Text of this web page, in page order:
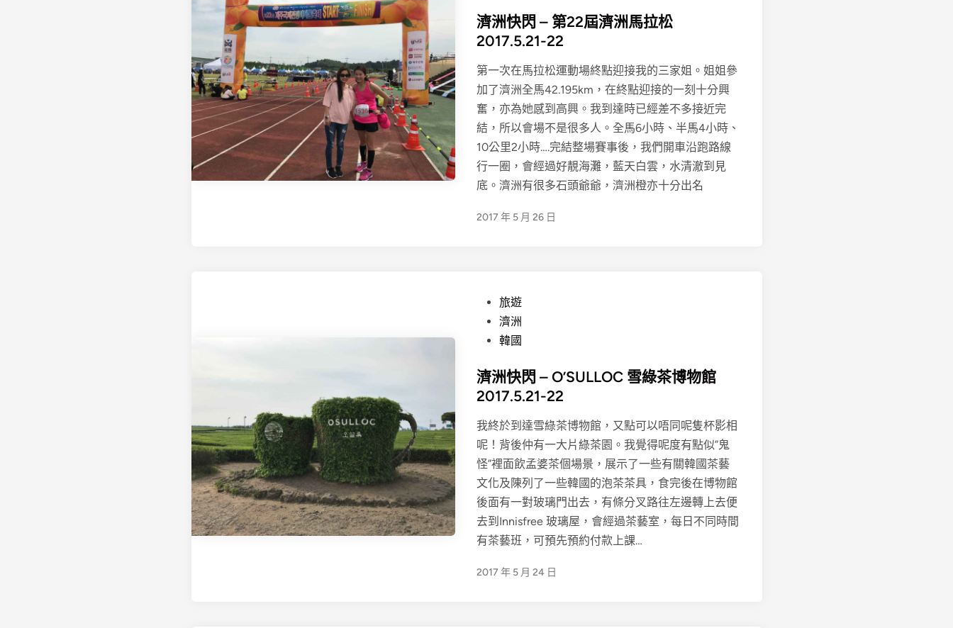
e
d
i
n
濟洲快閃 – 第22屆濟洲馬拉松
2017.5.21-22
第一次在馬拉松運動場終點迎接我的三家姐。姐姐參
加了濟洲全馬42.195km，在終點迎接的一刻十分興
奮，亦為她感到高興。我到達時已經差不多接近完
結，所以會場不是很多人。全馬6小時、半馬4小時、
10公里2小時….完結整場賽事後，我們開車沿跑路線
行一圈，會經過好靚海灘，藍天白雲，水清澈到見
底。濟洲有很多石頭爺爺，濟洲橙亦十分出名
2017 年 5 月 26 日
e
d
n
旅遊
濟洲
韓國
濟洲快閃 – O’SULLOC 雪綠茶博物館
2017.5.21-22
我終於到達雪綠茶博物館，又點可以唔同呢隻杯影相
呢！背後仲有一大片綠茶園。我覺得呢度有點似”鬼
怪”裡面飲孟婆茶個場景，展示了一些有關韓國茶藝
文化及陳列了一些韓國的泡茶茶具，食完後在博物館
後面有一對玻璃門出去，有條分叉路往左邊轉上去便
去到Innisfree 玻璃屋，會經過茶藝室，每日不同時間
有茶藝班，可預先預約付款上課…
2017 年 5 月 24 日